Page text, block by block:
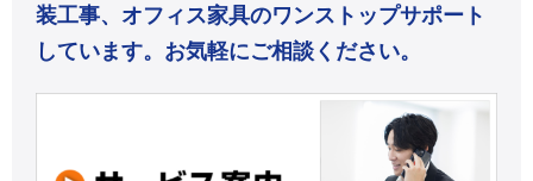
装工事、オフィス家具のワンストップサポート
しています。お気軽にご相談ください。